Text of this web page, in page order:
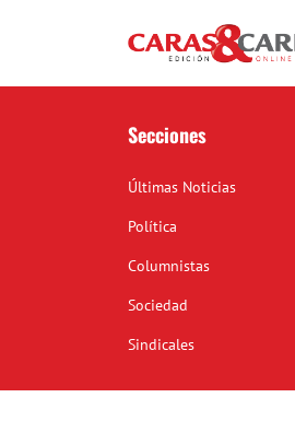
Secciones
Últimas Noticias
Política
Columnistas
Sociedad
Sindicales